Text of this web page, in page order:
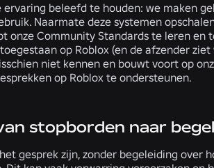
beleefd te houden: we maken
Naarmate deze systemen
Community Standards te leren en
op Roblox (en de afzender
niet kennen en bouwt voort op
op Roblox te ondersteunen.
stopborden naar
gesprek zijn, zonder begeleiding over